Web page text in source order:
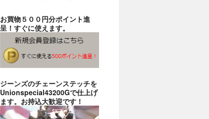
お買物５００円分ポイント進
呈！すぐに使えます。
ジーンズのチェーンステッチを
Unionspecial43200Gで仕上げ
ます。お持込大歓迎です！